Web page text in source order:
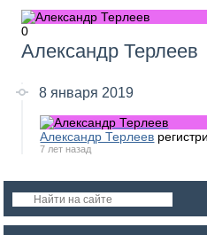
0
Александр Терлеев
8 января 2019
Александр Терлеев
7 лет назад